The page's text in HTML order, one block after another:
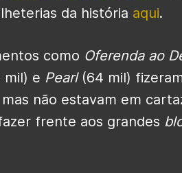
da história aqui.
como Oferenda ao
e Pearl(64 mil)
não estavam em
frente aos grandes